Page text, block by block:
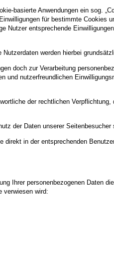
Anwendungen ein sog.
für bestimmte Cookies
Nutzer entsprechende
werden hierbei
doch zur Verarbeitung
nutzerfreundlichen
der rechtlichen
der Daten unserer
in der entsprechenden
Ihrer personenbezogenen Daten
verwiesen wird: